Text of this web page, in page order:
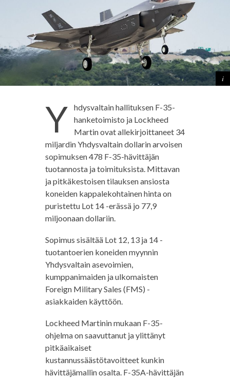
Y
hdysvaltain hallituksen F-35-
hanketoimisto ja Lockheed
Martin ovat allekirjoittaneet 34
miljardin Yhdysvaltain dollarin arvoisen
sopimuksen 478 F-35-hävittäjän
tuotannosta ja toimituksista. Mittavan
ja pitkäkestoisen tilauksen ansiosta
koneiden kappalekohtainen hinta on
puristettu Lot 14 -erässä jo 77,9
miljoonaan dollariin.
Sopimus sisältää Lot 12, 13 ja 14 -
tuotantoerien koneiden myynnin
Yhdysvaltain asevoimien,
kumppanimaiden ja ulkomaisten
Foreign Military Sales (FMS) -
asiakkaiden käyttöön.
Lockheed Martinin mukaan F-35-
ohjelma on saavuttanut ja ylittänyt
pitkäaikaiset
kustannussäästötavoitteet kunkin
hävittäjämallin osalta. F-35A-hävittäjän